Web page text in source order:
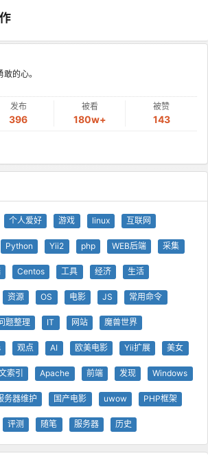
的心。
发布
396
被看
180w+
被赞
143
个人爱好 游戏 linux 互联网
Python Yii2 php WEB后端 采集
Centos 工具 经济 生活
资源 OS 电影 JS 常用命令
题整理 IT 网站 魔兽世界
观点 AI 欧美电影 Yii扩展 美女
索引 Apache 前端 发现 Windows
务器维护 国产电影 uwow PHP框架
评测 随笔 服务器 历史